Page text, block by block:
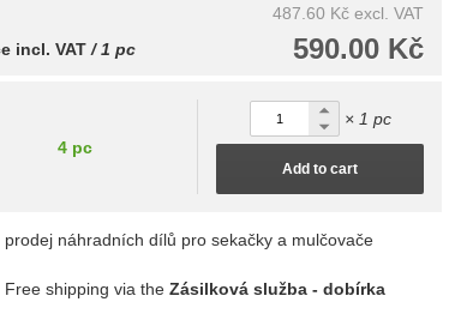
487.60 Kč excl. VAT
590.00 Kč
incl. VAT / 1 pc
4 pc
× 1 pc
Add to cart
prodej náhradních dílů pro sekačky a mulčovače
Free shipping via the Zásilková služba - dobírka